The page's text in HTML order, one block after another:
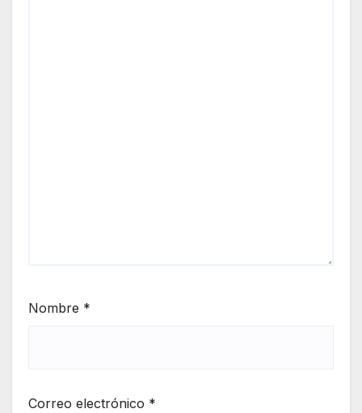
Nombre *
Correo electrónico *